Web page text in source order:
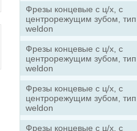
Фрезы концевые с ц/х, с
центрорежущим зубом,
weldon
Фрезы концевые с ц/х, с
центрорежущим зубом,
weldon
Фрезы концевые с ц/х, с
центрорежущим зубом,
weldon
Фрезы концевые с ц/х, с